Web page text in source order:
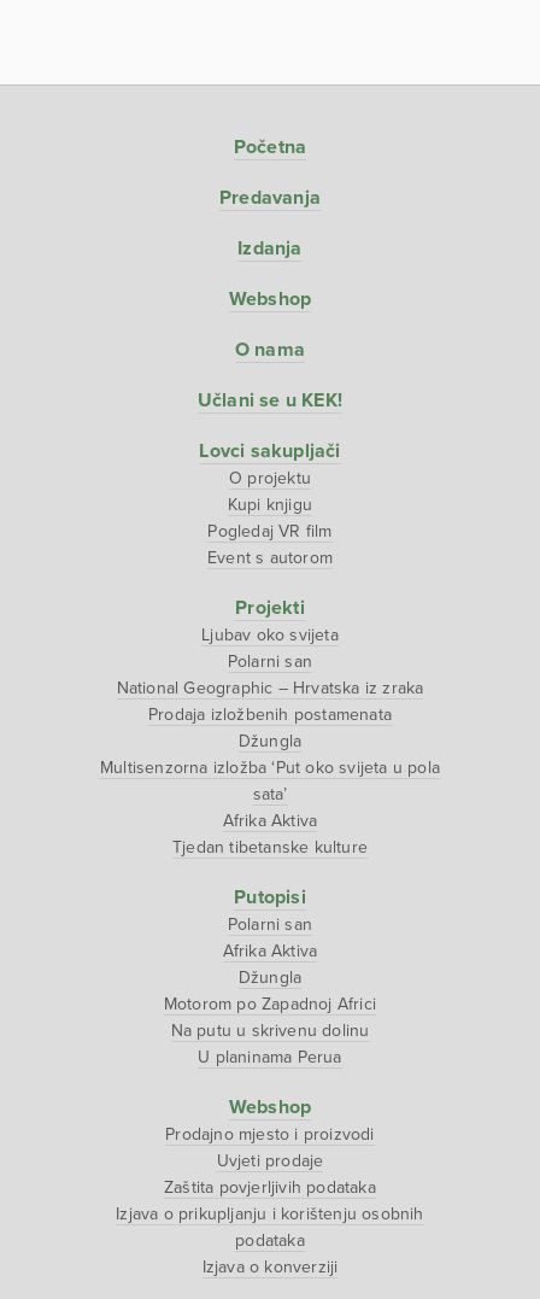
Početna
Predavanja
Izdanja
Webshop
O nama
Učlani se u KEK!
Lovci sakupljači
O projektu
Kupi knjigu
Pogledaj VR film
Event s autorom
Projekti
Ljubav oko svijeta
Polarni san
National Geographic – Hrvatska iz zraka
Prodaja izložbenih postamenata
Džungla
Multisenzorna izložba ‘Put oko svijeta u pola
sata’
Afrika Aktiva
Tjedan tibetanske kulture
Putopisi
Polarni san
Afrika Aktiva
Džungla
Motorom po Zapadnoj Africi
Na putu u skrivenu dolinu
U planinama Perua
Webshop
Prodajno mjesto i proizvodi
Uvjeti prodaje
Zaštita povjerljivih podataka
Izjava o prikupljanju i korištenju osobnih
podataka
Izjava o konverziji